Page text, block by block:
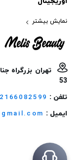
نمایش بیشتر
تهران بزرگراه
53
تلفن :
ایمیل :